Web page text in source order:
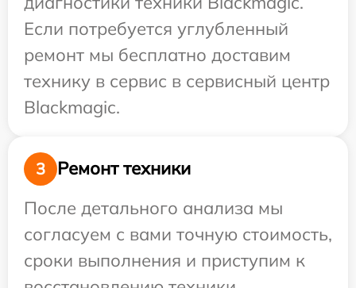
Если потребуется углубленный
ремонт мы бесплатно доставим
технику в сервис в сервисный центр
Blackmagic.
3
Ремонт техники
После детального анализа мы
согласуем с вами точную стоимость,
сроки выполнения и приступим к